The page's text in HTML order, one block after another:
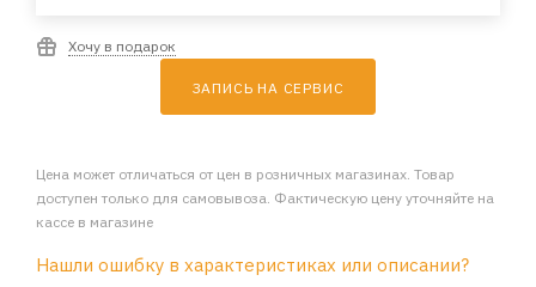
Хочу в подарок
ЗАПИСЬ НА СЕРВИС
Цена может отличаться от цен в розничных магазинах. Товар
доступен только для самовывоза. Фактическую цену уточняйте на
кассе в магазине
Нашли ошибку в характеристиках или описании?